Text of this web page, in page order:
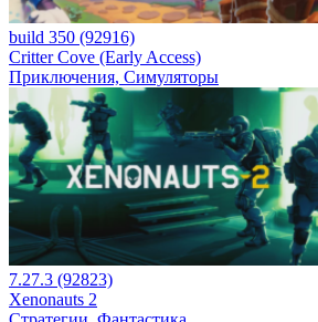
build 350 (92916)
Critter Cove (Early Access)
Приключения, Симуляторы
7.27.3 (92823)
Xenonauts 2